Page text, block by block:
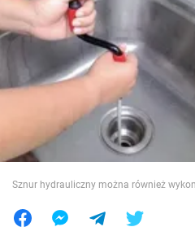
Społeczeństwo
Wojna na Ukrainie
Świat
Jedzenie
Sznur hydrauliczny można również